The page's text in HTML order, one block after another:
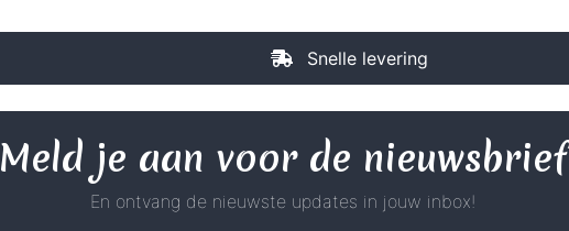
Snelle levering
Meld je aan voor de nieuwsbrief
En ontvang de nieuwste updates in jouw inbox!